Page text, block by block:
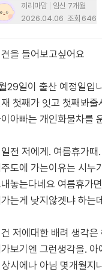
끼리마맘
임신 7개월
2026.04.06 조회 646
을 들어보고싶어요
29일이 출산 예정일입
첫째가 잇고 첫째봐
아빠는 개인화물차를
전 저에게. 여름휴가
도에 가는이유는 시누
놓는다네요 여름휴가
는게 낮지않겟냐 하는데
저에대한 배려 생각
보기엔 그런생각을.
시에나 아님 몇개월지